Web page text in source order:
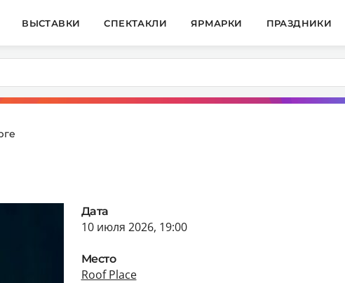
ВЫСТАВКИ СПЕКТАКЛИ ЯРМАРКИ ПРАЗДНИКИ
Дата
10 июля 2026, 19:00
Место
Roof Place